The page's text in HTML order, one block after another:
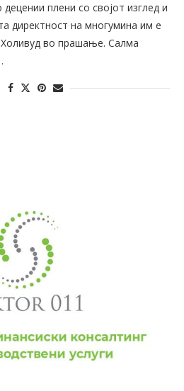
плени со својот изглед и
директност на многумина им е
во прашање. Салма